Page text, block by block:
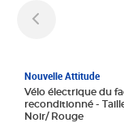
Nouvelle Attitude
Vélo électrique du
reconditionné - Taille normale -
Noir/ Rouge